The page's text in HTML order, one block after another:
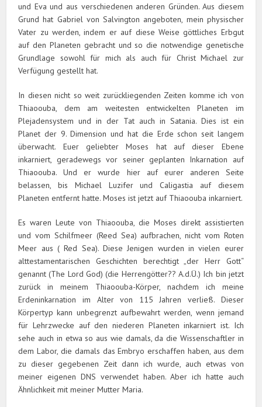
und Eva und aus verschiedenen anderen Gründen. Aus diesem
Grund hat Gabriel von Salvington angeboten, mein physischer
Vater zu werden, indem er auf diese Weise göttliches Erbgut
auf den Planeten gebracht und so die notwendige genetische
Grundlage sowohl für mich als auch für Christ Michael zur
Verfügung gestellt hat.
In diesen nicht so weit zurückliegenden Zeiten komme ich von
Thiaoouba, dem am weitesten entwickelten Planeten im
Plejadensystem und in der Tat auch in Satania. Dies ist ein
Planet der 9. Dimension und hat die Erde schon seit langem
überwacht. Euer geliebter Moses hat auf dieser Ebene
inkarniert, geradewegs vor seiner geplanten Inkarnation auf
Thiaoouba. Und er wurde hier auf eurer anderen Seite
belassen, bis Michael Luzifer und Caligastia auf diesem
Planeten entfernt hatte. Moses ist jetzt auf Thiaoouba inkarniert.
Es waren Leute von Thiaoouba, die Moses direkt assistierten
und vom Schilfmeer (Reed Sea) aufbrachen, nicht vom Roten
Meer aus ( Red Sea). Diese Jenigen wurden in vielen eurer
alttestamentarischen Geschichten berechtigt „der Herr Gott“
genannt (The Lord God) (die Herrengötter?? A.d.Ü.) Ich bin jetzt
zurück in meinem Thiaoouba-Körper, nachdem ich meine
Erdeninkarnation im Alter von 115 Jahren verließ. Dieser
Körpertyp kann unbegrenzt aufbewahrt werden, wenn jemand
für Lehrzwecke auf den niederen Planeten inkarniert ist. Ich
sehe auch in etwa so aus wie damals, da die Wissenschaftler in
dem Labor, die damals das Embryo erschaffen haben, aus dem
zu dieser gegebenen Zeit dann ich wurde, auch etwas von
meiner eigenen DNS verwendet haben. Aber ich hatte auch
Ähnlichkeit mit meiner Mutter Maria.